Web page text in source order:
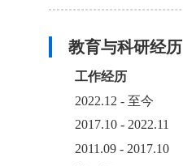
教育与科研经历
工作经历
2022.12 - 至今
2017.10 - 2022.11
2011.09 - 2017.10